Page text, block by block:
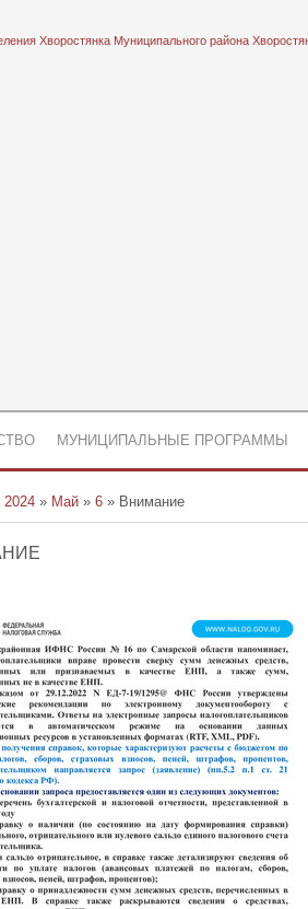
Хворостянка Муниципального района
МУНИЦИПАЛЬНЫЕ ПРОГРАММЫ
2024 » Май » 6 » Внимание